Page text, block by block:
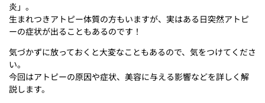
炎」。
生まれつきアトピー体質の方もいますが、実はある日突然アトピ
ーの症状が出ることもあるのです！
気づかずに放っておくと大変なこともあるので、気をつけてくださ
い。
今回はアトピーの原因や症状、美容に与える影響などを詳しく解
説します。